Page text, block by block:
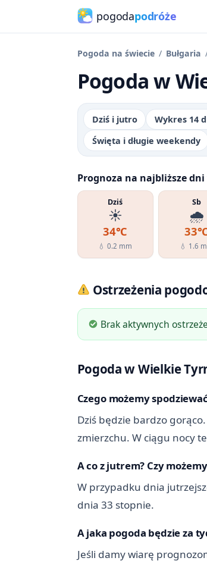
pogodapodróże
Pogoda na świecie Bułgaria
Pogoda w
Dziś i jutro Wykres 14
Święta i długie weekendy
Prognoza na najbliższe
Dziś
☀️
34℃
💧 0.2 mm
Sb
🌧️
💧 1.6
Ostrzeżenia
Brak aktywnych
Pogoda w Wielkie
Czego możemy
Dziś będzie bardzo
zmierzchu. W ciągu nocy
A co z jutrem? Czy
W przypadku dnia
dnia 33 stopnie.
A jaka pogoda będzie za
Jeśli damy wiarę